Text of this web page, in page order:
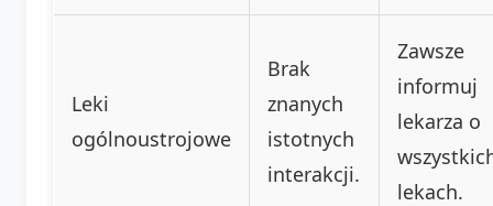
Leki
ogólnoustrojowe
Brak
znanych
istotnych
interakcji.
Zawsze
informuj
lekarza o
lekach.